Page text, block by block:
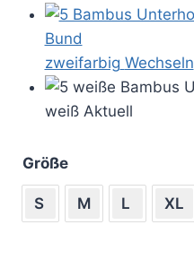
zweifarbig Wechseln
weiß Aktuell
Größe
S M L XL